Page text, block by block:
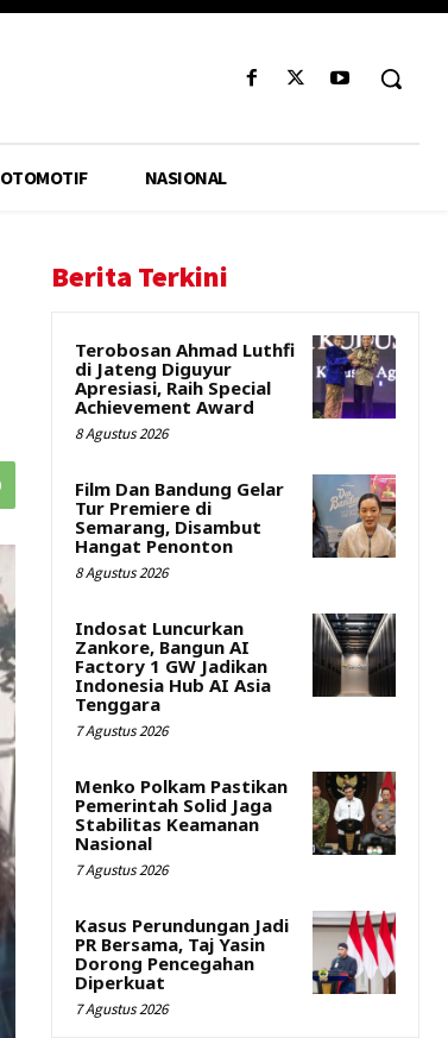
OTOMOTIF NASIONAL
Berita Terkini
Terobosan Ahmad Luthfi
di Jateng Diguyur
Apresiasi, Raih Special
Achievement Award
8 Agustus 2026
Film Dan Bandung Gelar
Tur Premiere di
Semarang, Disambut
Hangat Penonton
8 Agustus 2026
Indosat Luncurkan
Zankore, Bangun AI
Factory 1 GW Jadikan
Indonesia Hub AI Asia
Tenggara
7 Agustus 2026
Menko Polkam Pastikan
Pemerintah Solid Jaga
Stabilitas Keamanan
Nasional
7 Agustus 2026
Kasus Perundungan Jadi
PR Bersama, Taj Yasin
Dorong Pencegahan
Diperkuat
7 Agustus 2026